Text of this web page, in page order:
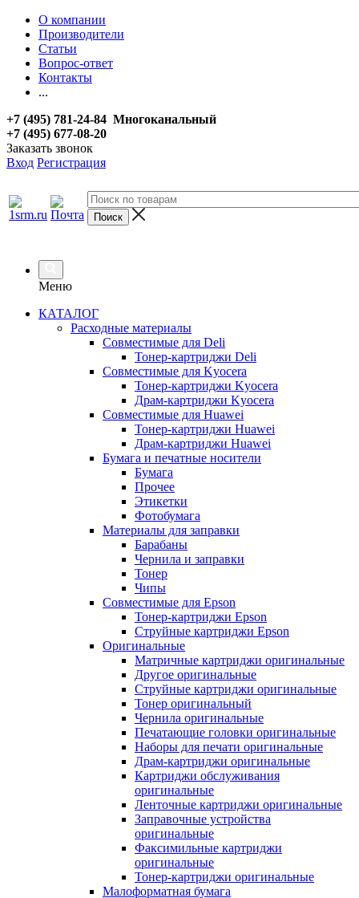
О компании
Производители
Статьи
Вопрос-ответ
Контакты
...
+7 (495) 781-24-84 Многоканальный
+7 (495) 677-08-20
Заказать звонок
Вход Регистрация
Меню
КАТАЛОГ
Расходные материалы
Совместимые для Deli
Тонер-картриджи Deli
Совместимые для Kyocera
Тонер-картриджи Kyocera
Драм-картриджи Kyocera
Совместимые для Huawei
Тонер-картриджи Huawei
Драм-картриджи Huawei
Бумага и печатные носители
Бумага
Прочее
Этикетки
Фотобумага
Материалы для заправки
Барабаны
Чернила и заправки
Тонер
Чипы
Совместимые для Epson
Тонер-картриджи Epson
Струйные картриджи Epson
Оригинальные
Матричные картриджи оригинальные
Другое оригинальные
Струйные картриджи оригинальные
Тонер оригинальный
Чернила оригинальные
Печатающие головки оригинальные
Наборы для печати оригинальные
Драм-картриджи оригинальные
Картриджи обслуживания
оригинальные
Ленточные картриджи оригинальные
Заправочные устройства
оригинальные
Факсимильные картриджи
оригинальные
Тонер-картриджи оригинальные
Малоформатная бумага